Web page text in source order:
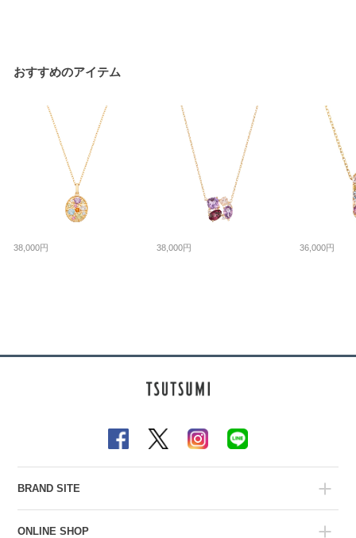
おすすめのアイテム
38,000円 38,000円 36,000円
BRAND SITE
ONLINE SHOP